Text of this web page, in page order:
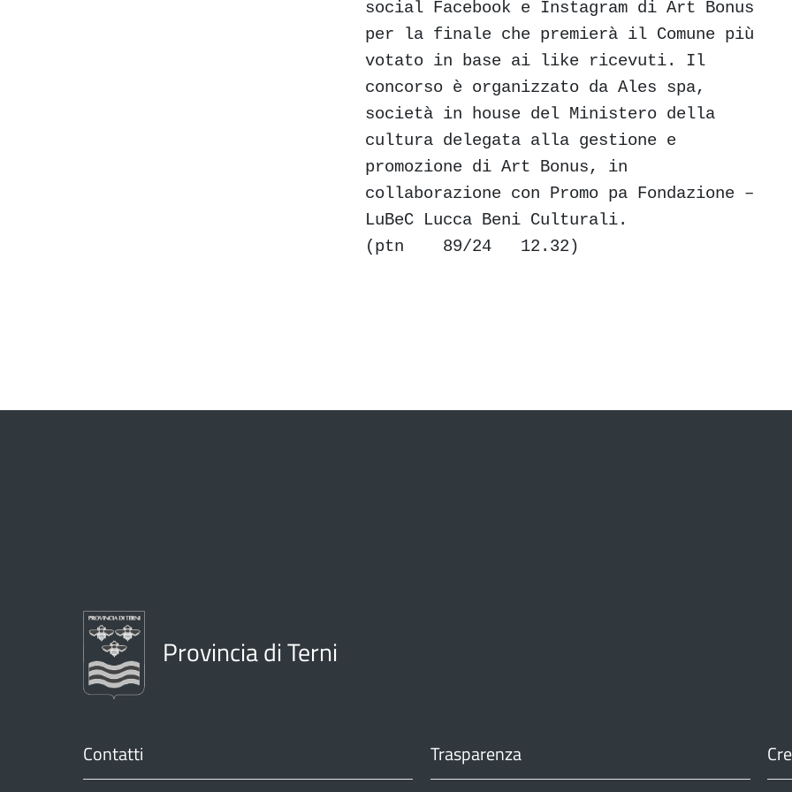
social Facebook e Instagram di Art Bonus
per la finale che premierà il Comune più
votato in base ai like ricevuti. Il
concorso è organizzato da Ales spa,
società in house del Ministero della
cultura delegata alla gestione e
promozione di Art Bonus, in
collaborazione con Promo pa Fondazione –
LuBeC Lucca Beni Culturali.
(ptn 89/24 12.32)
Provincia di Terni
Contatti Trasparenza